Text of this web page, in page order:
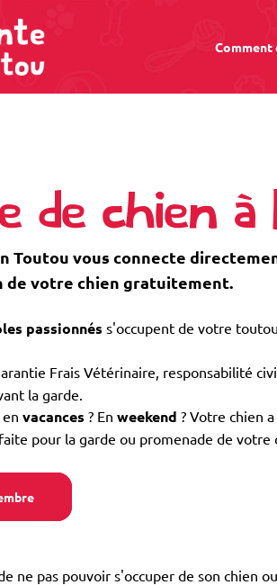
Comment
de chien
Toutou vous connecte
de votre chien gratuitement.
passionnés s'occupent de votre
Frais Vétérinaire, responsabilité
la garde.
vacances ? En weekend ? Votre chien
pour la garde ou promenade de votre
ne pas pouvoir s'occuper de son chien